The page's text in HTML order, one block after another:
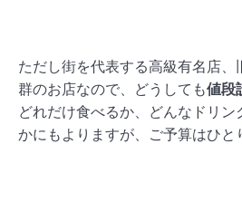
ただし街を代表する高級有名店、
群のお店なので、どうしても値段
どれだけ食べるか、どんなドリン
かにもよりますが、ご予算はひと